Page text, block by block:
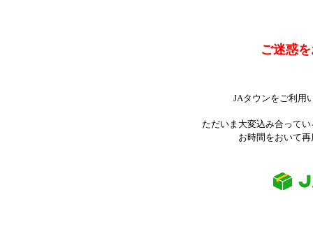
ご迷惑
JAタウンをご利用
ただいま大変込み合って
お時間をおいて